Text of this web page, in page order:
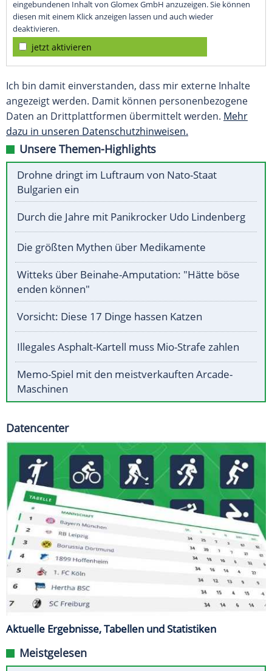
eingebundenen Inhalt von Glomex GmbH anzuzeigen. Sie können
diesen mit einem Klick anzeigen lassen und auch wieder
deaktivieren.
jetzt aktivieren
Ich bin damit einverstanden, dass mir externe Inhalte
angezeigt werden. Damit können personenbezogene
Daten an Drittplattformen übermittelt werden. Mehr
dazu in unseren Datenschutzhinweisen.
Unsere Themen-Highlights
Drohne dringt im Luftraum von Nato-Staat
Bulgarien ein
Durch die Jahre mit Panikrocker Udo Lindenberg
Die größten Mythen über Medikamente
Witteks über Beinahe-Amputation: "Hätte böse
enden können"
Vorsicht: Diese 17 Dinge hassen Katzen
Illegales Asphalt-Kartell muss Mio-Strafe zahlen
Memo-Spiel mit den meistverkauften Arcade-
Maschinen
Datencenter
Aktuelle Ergebnisse, Tabellen und Statistiken
Meistgelesen